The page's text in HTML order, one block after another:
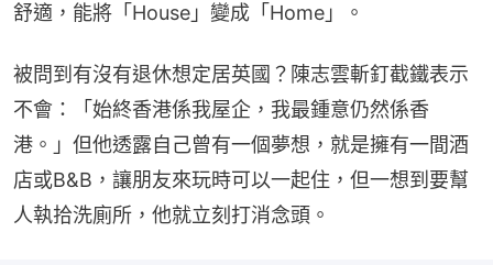
舒適，能將「House」變成「Home」。
被問到有沒有退休想定居英國？陳志雲斬釘截鐵表示
不會：「始終香港係我屋企，我最鍾意仍然係香
港。」但他透露自己曾有一個夢想，就是擁有一間酒
店或B&B，讓朋友來玩時可以一起住，但一想到要幫
人執拾洗廁所，他就立刻打消念頭。